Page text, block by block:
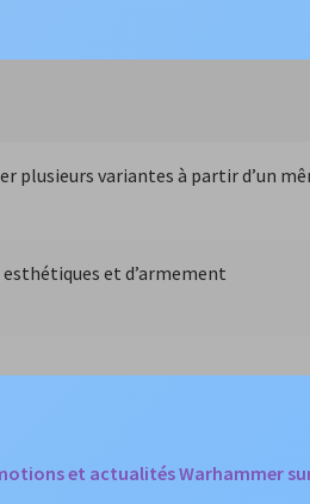
plusieurs variantes à partir d’un
et d’armement
et actualités Warhammer